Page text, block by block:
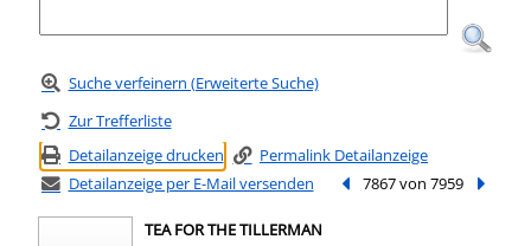
Suche verfeinern (Erweiterte Suche)
Zur Trefferliste
Detailanzeige drucken
Permalink Detailanzeige
Detailanzeige per E-Mail versenden
Vorheriger Treffer
7867 von 7959
TEA FOR THE TILLERMAN